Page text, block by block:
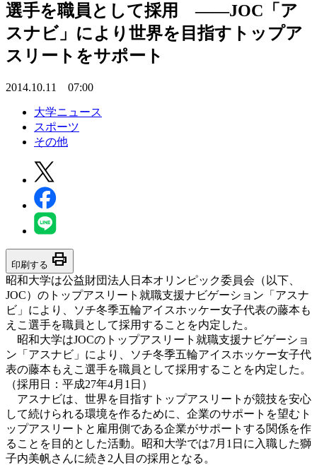
選手を職員として採用 ――JOC「ア
スナビ」により世界を目指すトップア
スリートをサポート
2014.10.11 07:00
大学ニュース
スポーツ
その他
印刷する print
昭和大学は公益財団法人日本オリンピック委員会（以下、
JOC）のトップアスリート就職支援ナビゲーション「アスナ
ビ」により、ソチ冬季五輪アイスホッケー女子代表の藤本も
えこ選手を職員として採用することを内定した。
昭和大学はJOCのトップアスリート就職支援ナビゲーショ
ン「アスナビ」により、ソチ冬季五輪アイスホッケー女子代
表の藤本もえこ選手を職員として採用することを内定した。
（採用日：平成27年4月1日）
アスナビは、世界を目指すトップアスリートが競技を安心
して続けられる環境を作るために、企業のサポートを望むト
ップアスリートと雇用側である企業がサポートする関係を作
ることを目的とした活動。昭和大学では7月1日に入職した獅
子内美帆さんに続き2人目の採用となる。